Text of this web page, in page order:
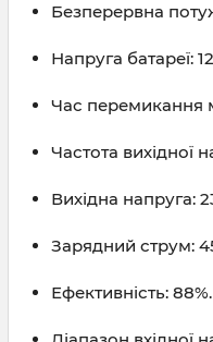
Безперервна
Напруга батареї:
Час перемикання
Частота вихідної
Вихідна напруга:
Зарядний струм:
Ефективність: 88%.